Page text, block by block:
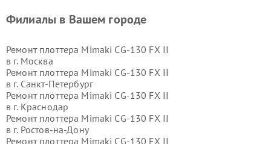
Филиалы в Вашем городе
Ремонт плоттера Mimaki CG-130 FX II
в г. Москва
Ремонт плоттера Mimaki CG-130 FX II
в г. Санкт-Петербург
Ремонт плоттера Mimaki CG-130 FX II
в г. Краснодар
Ремонт плоттера Mimaki CG-130 FX II
в г. Ростов-на-Дону
Ремонт плоттера Mimaki CG-130 FX II